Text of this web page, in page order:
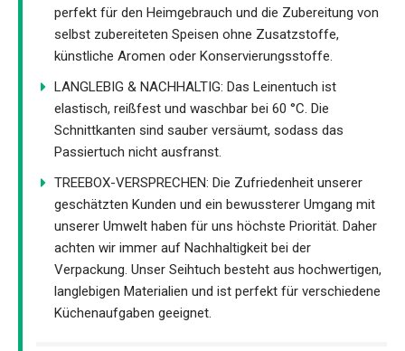
perfekt für den Heimgebrauch und die Zubereitung von
selbst zubereiteten Speisen ohne Zusatzstoffe,
künstliche Aromen oder Konservierungsstoffe.
LANGLEBIG & NACHHALTIG: Das Leinentuch ist
elastisch, reißfest und waschbar bei 60 °C. Die
Schnittkanten sind sauber versäumt, sodass das
Passiertuch nicht ausfranst.
TREEBOX-VERSPRECHEN: Die Zufriedenheit unserer
geschätzten Kunden und ein bewussterer Umgang mit
unserer Umwelt haben für uns höchste Priorität. Daher
achten wir immer auf Nachhaltigkeit bei der
Verpackung. Unser Seihtuch besteht aus hochwertigen,
langlebigen Materialien und ist perfekt für verschiedene
Küchenaufgaben geeignet.